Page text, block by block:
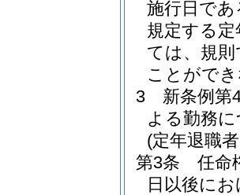
施行日で
規定する定
ては、規
ことがで
3
新条例第
よる勤務
(定年退職
第3条
任命
日以後に